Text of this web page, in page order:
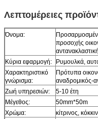
Λεπτομέρειες
Όνομα:
προσοχής
αντανακλαστική
Κύρια εφαρμογή:
Ρυμουλκά,
Χαρακτηριστικό
γνώρισμα:
Πρότυπα
αναδρομικός-
Ζωή υπηρεσιών:
5-10 έτη
Μέγεθος:
50mm*50m
Χρώμα:
κίτρινος,